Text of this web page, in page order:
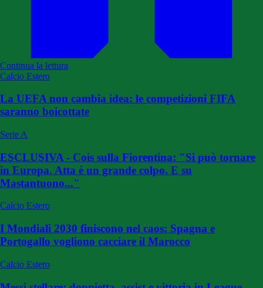
Continua la lettura
Calcio Estero
La UEFA non cambia idea: le competizioni FIFA
saranno boicottate
Serie A
ESCLUSIVA - Cois sulla Fiorentina: "Si può tornare
in Europa. Atta è un grande colpo. E su
Mastantuono..."
Calcio Estero
I Mondiali 2030 finiscono nel caos: Spagna e
Portogallo vogliono cacciare il Marocco
Calcio Estero